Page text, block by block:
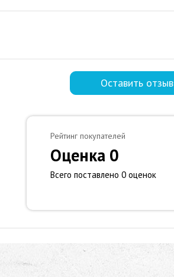
Оставить отзыв
Рейтинг покупателей
Оценка 0
Всего поставлено 0 оценок